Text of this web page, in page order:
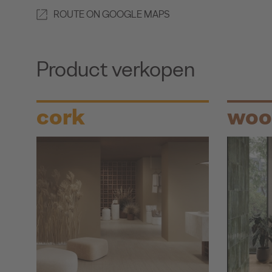
ROUTE ON GOOGLE MAPS
Product verkopen
cork